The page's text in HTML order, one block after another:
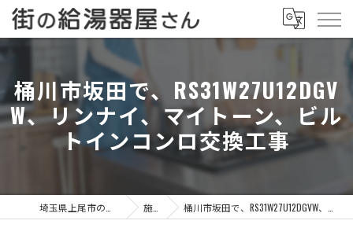
桶川市坂田で、RS31W27U12DGV
W、リンナイ、マイトーン、ビル
トインコンロ交換工事
施工事例 桶川市坂田で、RS31W27U12DGVW、リンナイ、マイトーン、ビルトインコンロ交換工事